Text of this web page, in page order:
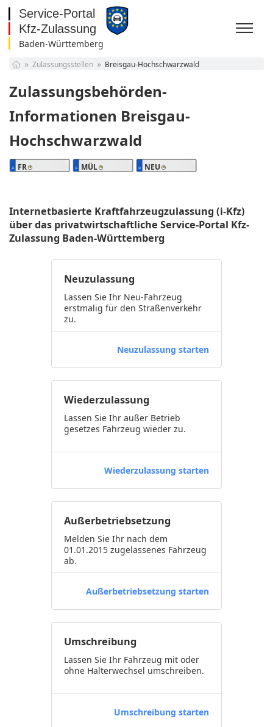
Baden-Württemberg
Bayern
Brandenburg
Bremen
Hamburg
Hessen
Vorpommern
Niedersachsen
Saarland
Sachsen
Sachsen-Anhalt
Schleswig-Holstein
Thüringen
Zulassungsstellen Breisgau-Hochschwarzwald
Zulassungsbehörden-
Informationen Breisgau-
Hochschwarzwald
FR MÜL NEU
Internetbasierte Kraftfahrzeugzulassung (i-Kfz)
über das privatwirtschaftliche Service-Portal Kfz-
Zulassung Baden-Württemberg
Neuzulassung
Lassen Sie Ihr Neu-Fahrzeug
erstmalig für den Straßenverkehr
zu.
Neuzulassung starten
Wiederzulassung
Lassen Sie Ihr außer Betrieb
gesetzes Fahrzeug wieder zu.
Wiederzulassung starten
Außerbetriebsetzung
Melden Sie Ihr nach dem
01.01.2015 zugelassenes Fahrzeug
ab.
Außerbetriebsetzung starten
Umschreibung
Lassen Sie Ihr Fahrzeug mit oder
ohne Halterwechsel umschreiben.
Umschreibung starten